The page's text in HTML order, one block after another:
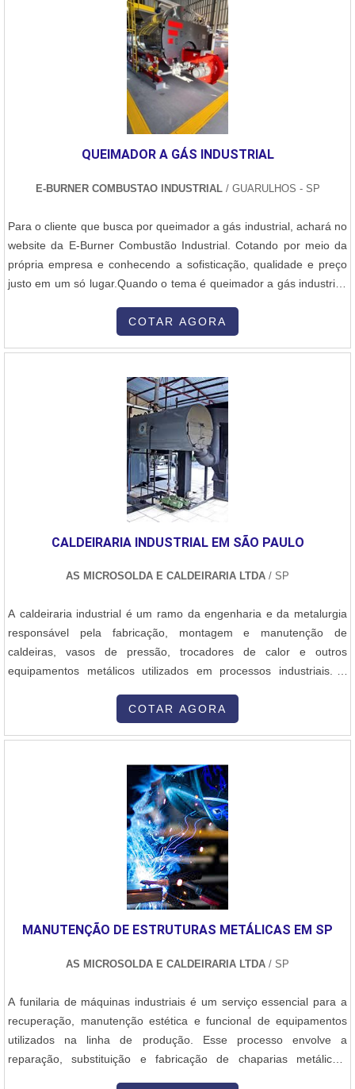
com tecnologia avançada e materiais duráveis.Quanto ao custo do
desfibrador de cana da Normatec, é importante ressaltar que o
valor pode variar de acordo com as especificações técnicas e
capacidade de produção do equipamento. Para obter um
orçamento personalizado, é recomendado entrar em contato com
a empresa, informando as necessidades específicas do seu
negócio.A Normatec possui uma equipe especializada que poderá
sua produção, levando em consideração fatores como capacidade
QUEIMADOR A GÁS INDUSTRIAL
E-BURNER COMBUSTAO INDUSTRIAL/ GUARULHOS - SP
Para o cliente que busca por queimador a gás industrial, achará no
website da E-Burner Combustão Industrial. Cotando por meio da
própria empresa e conhecendo a sofisticação, qualidade e preço
justo em um só lugar.Quando o tema é queimador a gás industrial,
Industrial encontramos excelente custo-benefício e
Industrial objetiva sua energia em proporcionar aos clientes uma
estrutura com escritório de alta qualidade onde são realizadas as
atividades e sala de treinamento com materiais sofisticados, tudo
para oferecer queimador a gás industrial com ótima qualidade.Há
muitas maneiras eficientes de uma empresa demonstrar
competência, excelência e destaque em sua área de atuação. A E-
Burner Combustão Industrial se mostra referência por ter:
Soluções eficazes para queimadores industriais; Alinhamento com
Colaboradores hábeis na utilização de tecnologias de ponta;
Escritório de alta qualidade onde são realizadas as atividades.Sem
buscar uma empresa que tenha produtos e serviços com ótima
qualidade e assertividade, detalhes primordiais que são deixados
de lado por muitas empresas que não focam na fidelização do
cliente.É por esses e outros motivos que a E-Burner Combustão
quando exploramos o segmento de combustão industrial. O
objetivo é garantir tudo que há de mais atual para garantir a
qualidade final para cada cliente.EFICIÊNCIA E QUALIDADE
possível encontrar o que há de melhor em combustão industrial.
Líder em qualidade, a empresa oferece uma variedade de itens
como queimadores de fornos industriais e assistência técnica em
queimadores industriais com ótima qualidade e precisão.Se
diferenciando dentro de seu segmento, a empresa consegue
também proporcionar um atendimento cuidadoso e que busca a
satisfação do cliente. A E-Burner Combustão Industrial é uma
empresa que tem sido apontada de forma positiva no mercado
pela seriedade e qualidade que fecha todo o ciclo de entrega com
COTAR AGORA
CALDEIRARIA INDUSTRIAL EM SÃO PAULO
AS MICROSOLDA E CALDEIRARIA LTDA / SP
A caldeiraria industrial é um ramo da engenharia e da metalurgia
responsável pela fabricação, montagem e manutenção de
caldeiras, vasos de pressão, trocadores de calor e outros
equipamentos metálicos utilizados em processos industriais. A
de grande porte, que exigem alta precisão no corte, soldagem,
Caldeiraria A caldeiraria industrial tem como objetivo principal a
construção e a manutenção de equipamentos que desempenham
funções essenciais em diversas indústrias, como a petroquímica,
siderurgia, geração de energia, naval, química, entre outras. Esses
equipamentos são responsáveis por processos que envolvem a
troca de calor, armazenamento de líquidos ou gases sob alta
pressão, e condução de fluidos em temperaturas e pressões
combustíveis ou através de processos industriais, com aplicações
na geração de energia ou em sistemas de aquecimento. Vasos de
temperaturas, como os utilizados em indústrias químicas e
petroquímicas. Trocadores de Calor: Equipamentos que permitem
a transferência de calor entre dois ou mais fluidos sem que haja
mistura entre eles, utilizados em diversos setores industriais.
COTAR AGORA
MANUTENÇÃO DE ESTRUTURAS METÁLICAS EM SP
AS MICROSOLDA E CALDEIRARIA LTDA / SP
A funilaria de máquinas industriais é um serviço essencial para a
recuperação, manutenção estética e funcional de equipamentos
utilizados na linha de produção. Esse processo envolve a
reparação, substituição e fabricação de chaparias metálicas,